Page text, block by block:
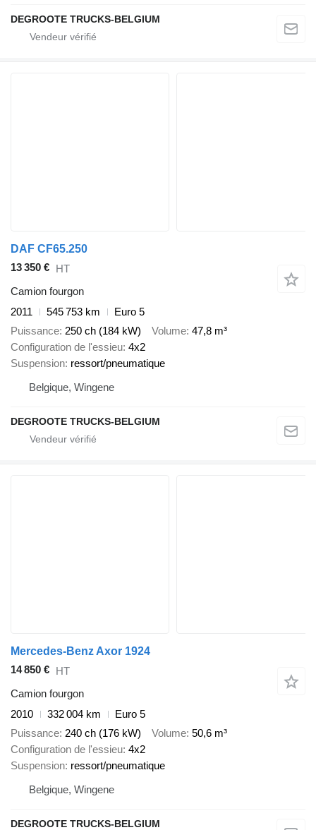
DEGROOTE TRUCKS-BELGIUM
DAF CF65.250
13 350 € HT
Camion fourgon
2011
545 753 km
Euro 5
Puissance 250 ch (184 kW) Volume 47,8 m³
Configuration de l'essieu 4x2
Suspension ressort/pneumatique
Belgique, Wingene
DEGROOTE TRUCKS-BELGIUM
Mercedes-Benz Axor 1924
14 850 € HT
Camion fourgon
2010
332 004 km
Euro 5
Puissance 240 ch (176 kW) Volume 50,6 m³
Configuration de l'essieu 4x2
Suspension ressort/pneumatique
Belgique, Wingene
DEGROOTE TRUCKS-BELGIUM